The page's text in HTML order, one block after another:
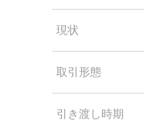
現状
取引形態
引き渡し時期